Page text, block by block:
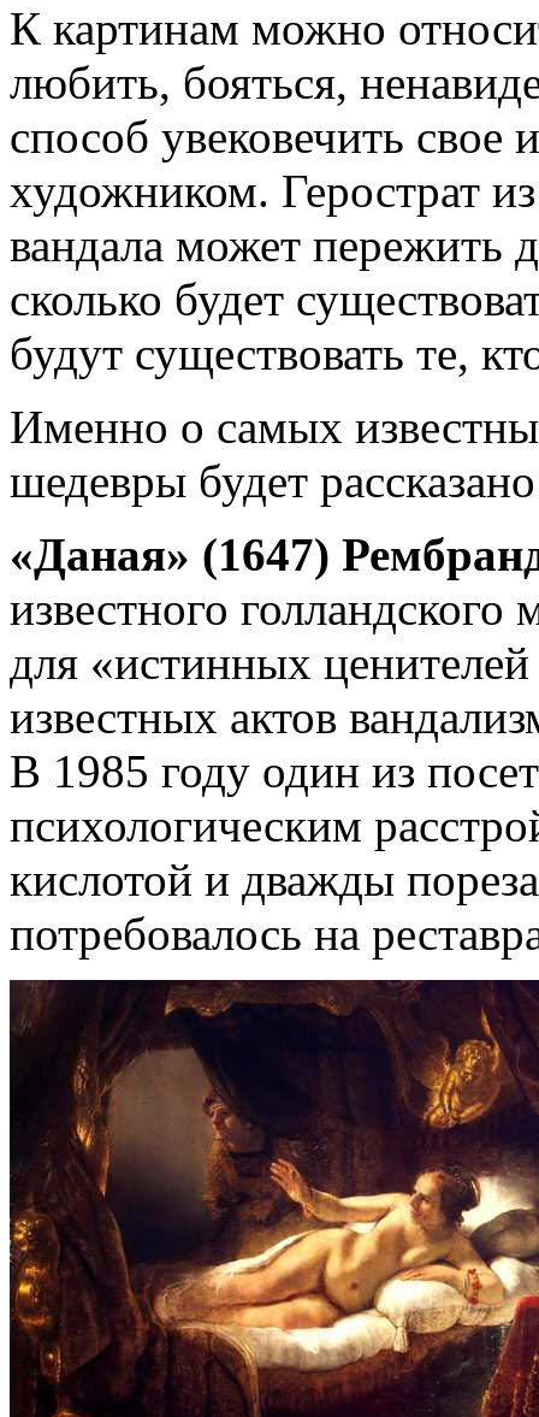
К картинам можно
любить, бояться,
способ увековечить свое
художником. Герострат
вандала может пережить
сколько будет
будут существовать те,
Именно о самых
шедевры будет
«Даная» (1647)
известного
для «истинных
известных актов
В 1985 году один из
психологическим
кислотой и дважды
потребовалось на